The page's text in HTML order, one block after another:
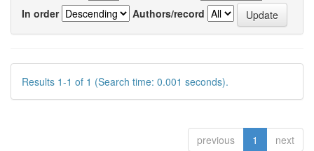
In order
Authors/record
Results 1-1 of 1 (Search time: 0.001 seconds).
previous 1 next